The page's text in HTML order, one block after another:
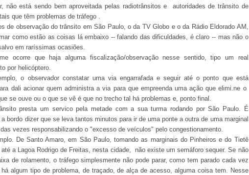
não está sendo bem aproveitada pelas radiotrânsitos e autoridades de trânsito de
que têm problemas de tráfego .
de observação do trânsito em São Paulo, o da TV Globo e o da Rádio Eldorado AM,
como estão as coisas lá embaixo -- falando das dificuldades, é claro -- mas não o
em raríssimas ocasiões.
ocorre que haja alguma fiscalização/observação nesse sentido, tipo um real
por helicóptero.
o observador constatar uma via engarrafada e seguir até o ponto que está
dali acionar quem administra a via para que empreenda uma ação que elimi.ne o
se ouve ou o que se vê é que no trecho tal há problemas e, ponto final.
presta um servico pela metade com a sua turma rodando por São Paulo. É
bordo dizer que se leva tantos minutos para ir de uma ponte a outra de uma marginal
vezes responsabilizando o "excesso de veículos" pelo congestionamento.
De Santo Amaro, em São Paulo, tomando as marginais do Pinheiros e do Tietê
a Lagoa Rodrigo de Freitas, nesta cidade, não existe um semáforo sequer. Se não
de rolamento, o tráfego simplesmente não pode parar, como tem parado cada vez
algum tipo de problema, de traçado, de alça de acesso, alguma coisa tem. Nesse